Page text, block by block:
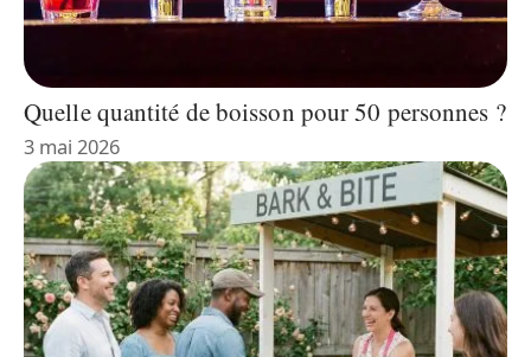
Quelle quantité de boisson pour 50 personnes ?
3 mai 2026